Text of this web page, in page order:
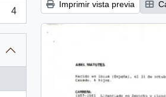
4
Imprimir vista previa